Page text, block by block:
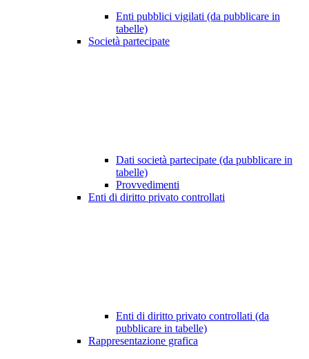
Enti pubblici vigilati (da pubblicare in
tabelle)
Società partecipate
Dati società partecipate (da pubblicare in
tabelle)
Provvedimenti
Enti di diritto privato controllati
Enti di diritto privato controllati (da
pubblicare in tabelle)
Rappresentazione grafica